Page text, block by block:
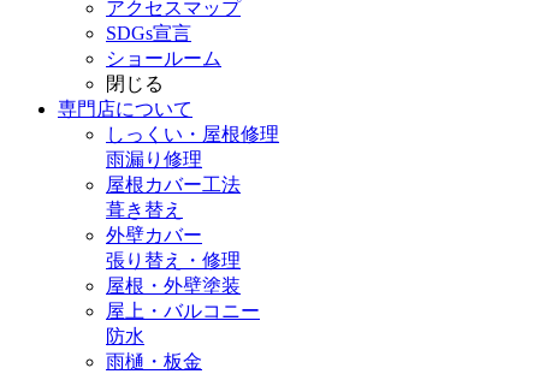
アクセスマップ
SDGs宣言
ショールーム
閉じる
専門店について
しっくい・屋根修理
雨漏り修理
屋根カバー工法
葺き替え
外壁カバー
張り替え・修理
屋根・外壁塗装
屋上・バルコニー
防水
雨樋・板金